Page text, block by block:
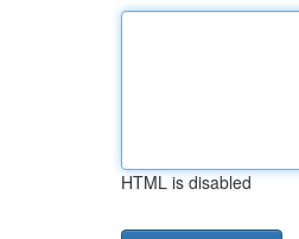
HTML is disabled